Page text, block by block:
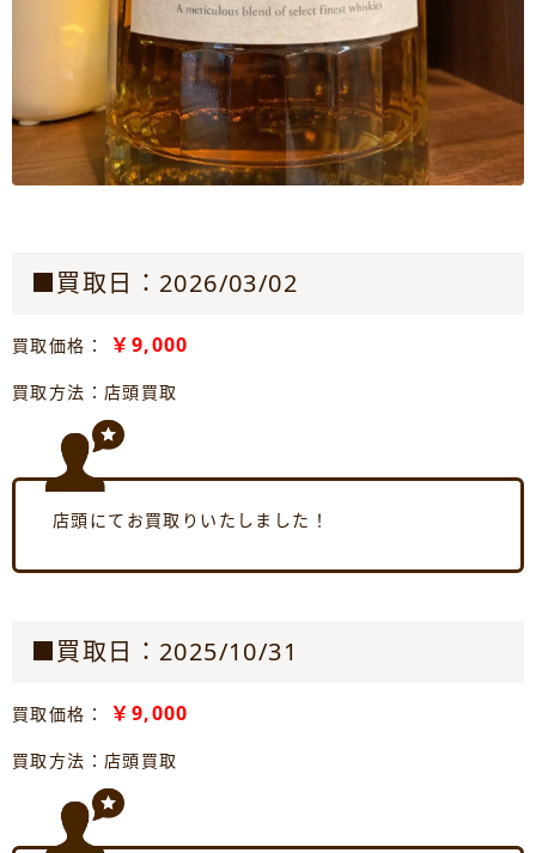
■買取日：2026/03/02
買取価格： ￥9,000
買取方法：店頭買取
店頭にてお買取りいたしました！
■買取日：2025/10/31
買取価格： ￥9,000
買取方法：店頭買取